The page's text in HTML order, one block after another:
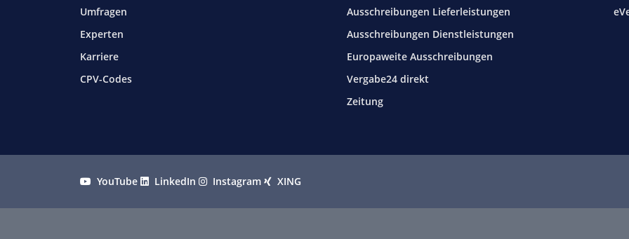
Umfragen
Experten
Karriere
CPV-Codes
Ausschreibungen Lieferleistungen
Ausschreibungen Dienstleistungen
Europaweite Ausschreibungen
Vergabe24 direkt
Zeitung
YouTube LinkedIn Instagram XING